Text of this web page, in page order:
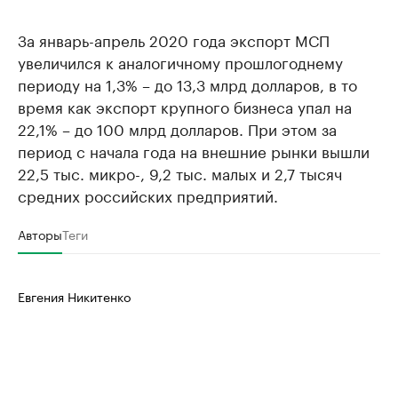
За январь-апрель 2020 года экспорт МСП
увеличился к аналогичному прошлогоднему
периоду на 1,3% – до 13,3 млрд долларов, в то
время как экспорт крупного бизнеса упал на
22,1% – до 100 млрд долларов. При этом за
период с начала года на внешние рынки вышли
22,5 тыс. микро-, 9,2 тыс. малых и 2,7 тысяч
средних российских предприятий.
АвторыТеги
Евгения Никитенко